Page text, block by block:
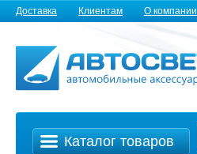
Доставка Клиентам О компании
Каталог товаров